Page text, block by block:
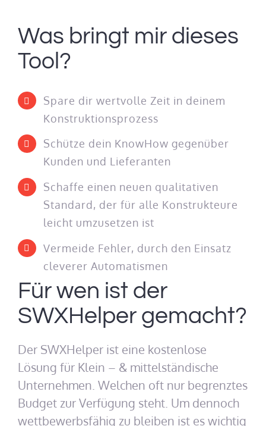
Was bringt mir dieses
Tool?
Spare dir wertvolle Zeit in deinem
Konstruktionsprozess
Schütze dein KnowHow gegenüber
Kunden und Lieferanten
Schaffe einen neuen qualitativen
Standard, der für alle Konstrukteure
leicht umzusetzen ist
Vermeide Fehler, durch den Einsatz
cleverer Automatismen
Für wen ist der
SWXHelper gemacht?
Der SWXHelper ist eine kostenlose
Lösung für Klein – & mittelständische
Unternehmen. Welchen oft nur begrenztes
Budget zur Verfügung steht. Um dennoch
wettbewerbsfähig zu bleiben ist es wichtig